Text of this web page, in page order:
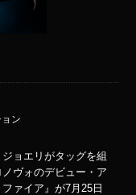
ン
ョエリがタッグを組
ヴォのデビュー・ア
ァイア』が7月25日